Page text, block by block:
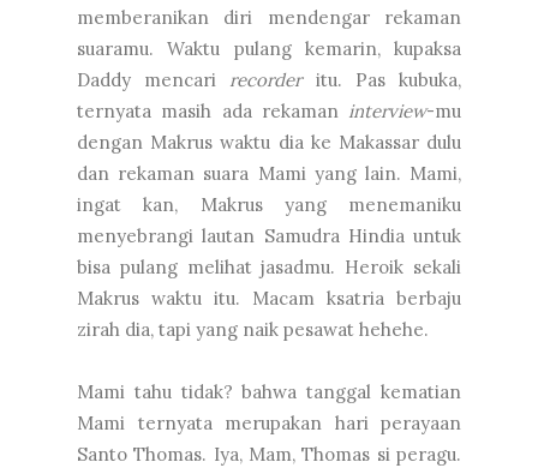
memberanikan diri mendengar rekaman
suaramu. Waktu pulang kemarin, kupaksa
Daddy mencari recorderitu. Pas kubuka,
ternyata masih ada rekaman interview-mu
dengan Makrus waktu dia ke Makassar dulu
dan rekaman suara Mami yang lain. Mami,
ingat kan, Makrus yang menemaniku
menyebrangi lautan Samudra Hindia untuk
bisa pulang melihat jasadmu. Heroik sekali
Makrus waktu itu. Macam ksatria berbaju
zirah dia, tapi yang naik pesawat hehehe.
Mami tahu tidak? bahwa tanggal kematian
Mami ternyata merupakan hari perayaan
Santo Thomas. Iya, Mam, Thomas si peragu.